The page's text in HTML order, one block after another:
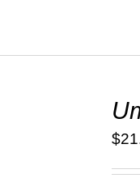
$